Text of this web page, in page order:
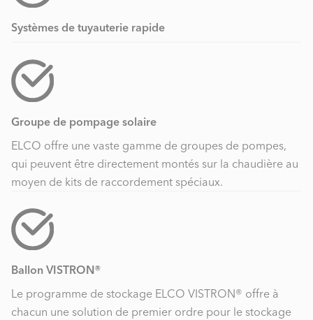
Systèmes de tuyauterie rapide
Groupe de pompage solaire
ELCO offre une vaste gamme de groupes de pompes,
qui peuvent être directement montés sur la chaudière au
moyen de kits de raccordement spéciaux.
Ballon VISTRON®
Le programme de stockage ELCO VISTRON® offre à
chacun une solution de premier ordre pour le stockage